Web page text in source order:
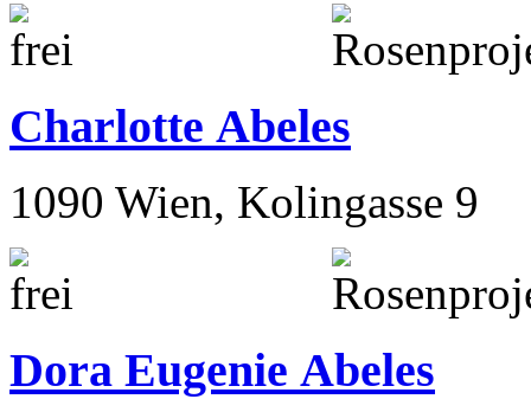
Charlotte Abeles
1090 Wien, Kolingasse 9
Dora Eugenie Abeles